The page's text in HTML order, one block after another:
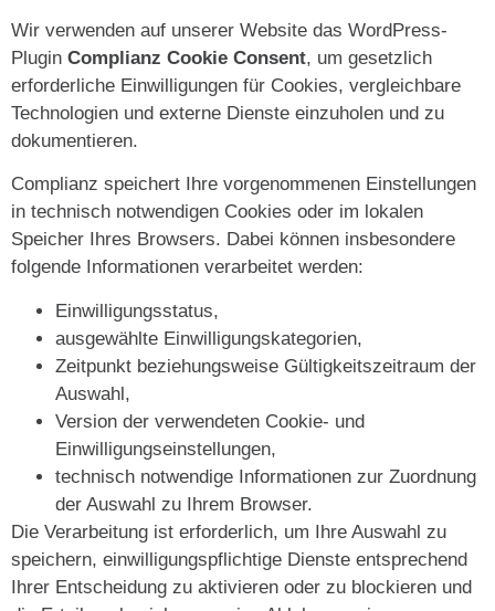
Wir verwenden auf unserer Website das WordPress-
Plugin Complianz Cookie Consent, um gesetzlich
erforderliche Einwilligungen für Cookies, vergleichbare
Technologien und externe Dienste einzuholen und zu
dokumentieren.
Complianz speichert Ihre vorgenommenen Einstellungen
in technisch notwendigen Cookies oder im lokalen
Speicher Ihres Browsers. Dabei können insbesondere
folgende Informationen verarbeitet werden:
Einwilligungsstatus,
ausgewählte Einwilligungskategorien,
Zeitpunkt beziehungsweise Gültigkeitszeitraum der
Auswahl,
Version der verwendeten Cookie- und
Einwilligungseinstellungen,
technisch notwendige Informationen zur Zuordnung
der Auswahl zu Ihrem Browser.
Die Verarbeitung ist erforderlich, um Ihre Auswahl zu
speichern, einwilligungspflichtige Dienste entsprechend
Ihrer Entscheidung zu aktivieren oder zu blockieren und